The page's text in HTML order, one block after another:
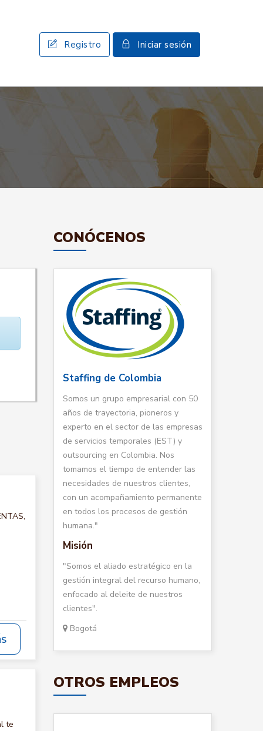
Registro Iniciar sesión
te
CONÓCENOS
Staffing de Colombia
Somos un grupo empresarial con 50
años de trayectoria, pioneros y
experto en el sector de las empresas
de servicios temporales (EST) y
outsourcing en Colombia. Nos
tomamos el tiempo de entender las
necesidades de nuestros clientes,
con un acompañamiento permanente
en todos los procesos de gestión
humana."
Misión
"Somos el aliado estratégico en la
gestión integral del recurso humano,
enfocado al deleite de nuestros
clientes".
Bogotá
OTROS EMPLEOS